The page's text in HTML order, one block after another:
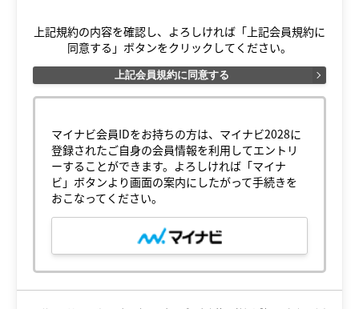
動等への応募（エントリー）受付、会社説明会の案内、
本採用活動等に関する選考日時の調整、選考の実施、選
考結果の通知、その他本採用活動等に関連する目的で会
員と連絡を行うために当社が提供する専用のウェブサイ
ト
）（ドメインを含むウェブアドレスが変更された場合は
当該変更後のウェブサイトも含む）をいいます。
○第３条（登録）
（１）会員は、自らの意思によってのみ本サイトへの登
録および本採用活動等への応募・エントリーを行うもの
とし、入力した登録情報の内容については会員自らが責
任を負うものとします。
（２）会員は、本サイトに登録する時点で本規約の内容
します。
上記規約の内容を確認し、よろしければ「上記会員規約に
同意する」ボタンをクリックしてください。
上記会員規約に同意する
マイナビ会員IDをお持ちの方は、マイナビ2028に
登録されたご自身の会員情報を利用してエントリ
ーすることができます。よろしければ「マイナ
ビ」ボタンより画面の案内にしたがって手続きを
おこなってください。